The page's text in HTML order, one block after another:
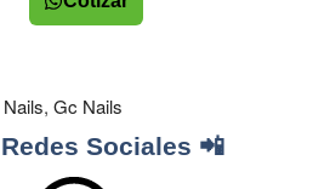
,Gc Nails
Sociales 📲